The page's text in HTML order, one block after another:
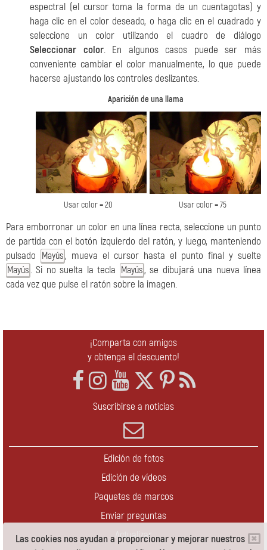
Las cookies nos ayudan a proporcionar y mejorar nuestros
espectral (el cursor toma la forma de un cuentagotas) y
haga clic en el color deseado, o haga clic en el cuadrado y
seleccione un color utilizando el cuadro de diálogo
Seleccionar color. En algunos casos puede ser más
conveniente cambiar el color manualmente, lo que puede
hacerse ajustando los controles deslizantes.
Aparición de una llama
Usar color = 20 Usar color = 75
Para emborronar un color en una línea recta, seleccione un punto
de partida con el botón izquierdo del ratón, y luego, manteniendo
pulsado Mayús, mueva el cursor hasta el punto final y suelte
Mayús . Si no suelta la tecla Mayús, se dibujará una nueva línea
cada vez que pulse el ratón sobre la imagen.
¡Comparta con amigos
y obtenga el descuento!
Suscribirse a noticias
Edición de fotos
Edición de vídeos
Paquetes de marcos
Enviar preguntas
Actualizar